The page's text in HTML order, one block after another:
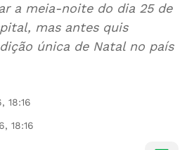
a meia-noite do dia 25 de
mas antes quis
única de Natal no país
18:16
18:16